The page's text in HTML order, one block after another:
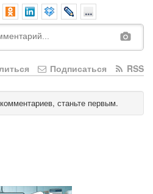
RSS
Подписаться
станьте первым.